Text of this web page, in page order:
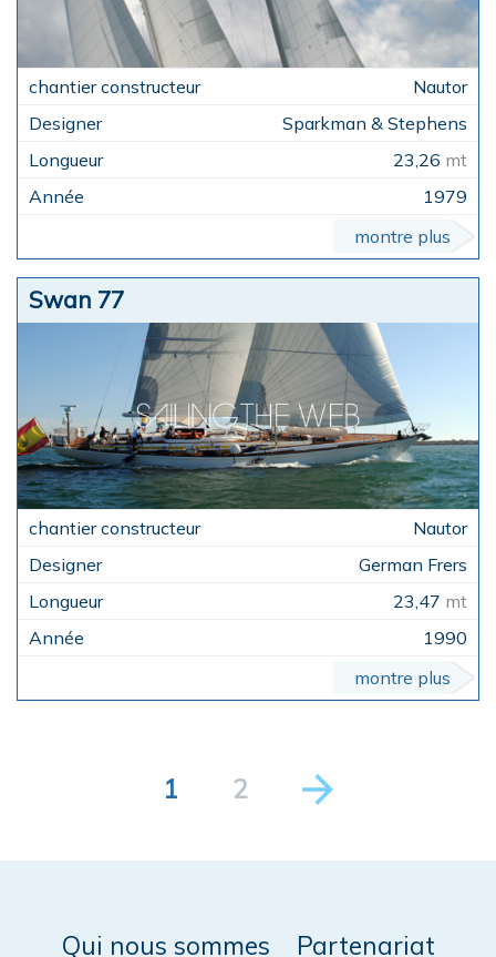
Nautor
Sparkman & Stephens
23,26 mt
1979
montre plus
Swan 77
Nautor
German Frers
23,47 mt
1990
montre plus
1 2
Qui nous sommes Partenariat